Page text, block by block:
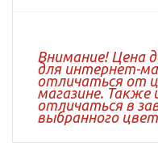
Внимание! Цена
для интернет-
отличаться от
магазине.
отличаться в
выбранного